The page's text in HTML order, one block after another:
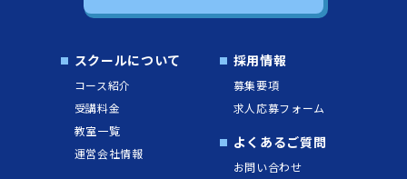
スクールについて
コース紹介
受講料金
教室一覧
運営会社情報
採用情報
募集要項
求人応募フォーム
よくあるご質問
お問い合わせ